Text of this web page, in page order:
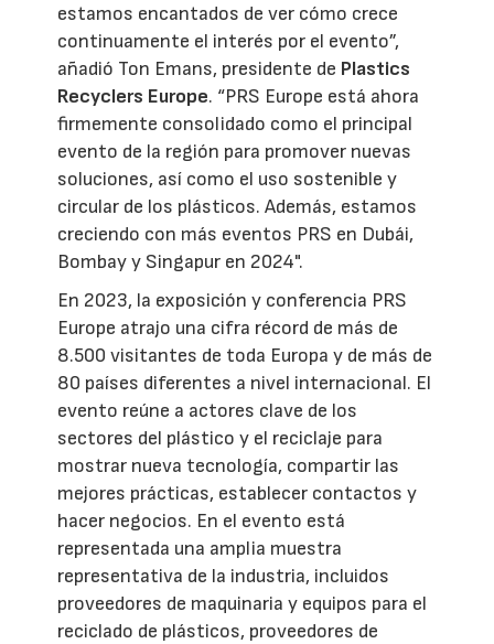
estamos encantados de ver cómo crece
continuamente el interés por el evento”,
añadió Ton Emans, presidente de Plastics
Recyclers Europe. “PRS Europe está ahora
firmemente consolidado como el principal
evento de la región para promover nuevas
soluciones, así como el uso sostenible y
circular de los plásticos. Además, estamos
creciendo con más eventos PRS en Dubái,
Bombay y Singapur en 2024".
En 2023, la exposición y conferencia PRS
Europe atrajo una cifra récord de más de
8.500 visitantes de toda Europa y de más de
80 países diferentes a nivel internacional. El
evento reúne a actores clave de los
sectores del plástico y el reciclaje para
mostrar nueva tecnología, compartir las
mejores prácticas, establecer contactos y
hacer negocios. En el evento está
representada una amplia muestra
representativa de la industria, incluidos
proveedores de maquinaria y equipos para el
reciclado de plásticos, proveedores de